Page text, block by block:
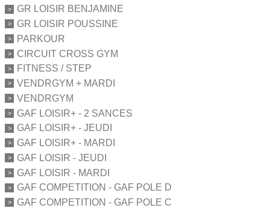
GR LOISIR BENJAMINE
GR LOISIR POUSSINE
PARKOUR
CIRCUIT CROSS GYM
FITNESS / STEP
VENDRGYM + MARDI
VENDRGYM
GAF LOISIR+ - 2 SANCES
GAF LOISIR+ - JEUDI
GAF LOISIR+ - MARDI
GAF LOISIR - JEUDI
GAF LOISIR - MARDI
GAF COMPETITION - GAF POLE D
GAF COMPETITION - GAF POLE C